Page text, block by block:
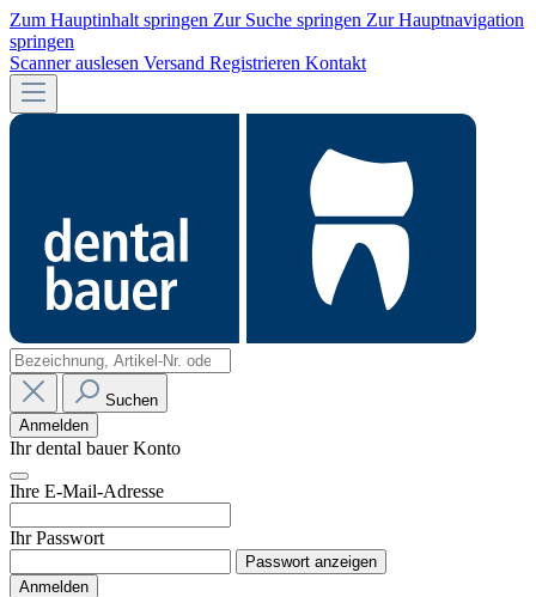
Zum Hauptinhalt springen Zur Suche springen Zur Hauptnavigation
springen
Scanner auslesen Versand Registrieren Kontakt
Suchen
Anmelden
Ihr dental bauer Konto
Ihre E-Mail-Adresse
Ihr Passwort
Passwort anzeigen
Anmelden